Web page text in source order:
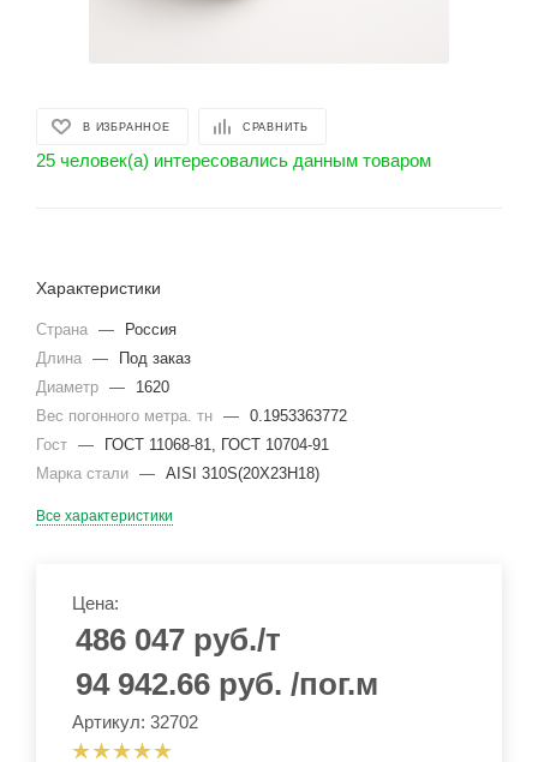
В ИЗБРАННОЕ СРАВНИТЬ
25 человек(а) интересовались данным товаром
Характеристики
Страна —
Россия
Длина —
Под заказ
Диаметр —
1620
Вес погонного метра. тн — 0.1953363772
Гост —
ГОСТ 11068-81, ГОСТ 10704-91
Марка стали — AISI 310S(20Х23Н18)
Все характеристики
Цена:
486 047 руб./т
94 942.66 руб. /пог.м
Артикул: 32702